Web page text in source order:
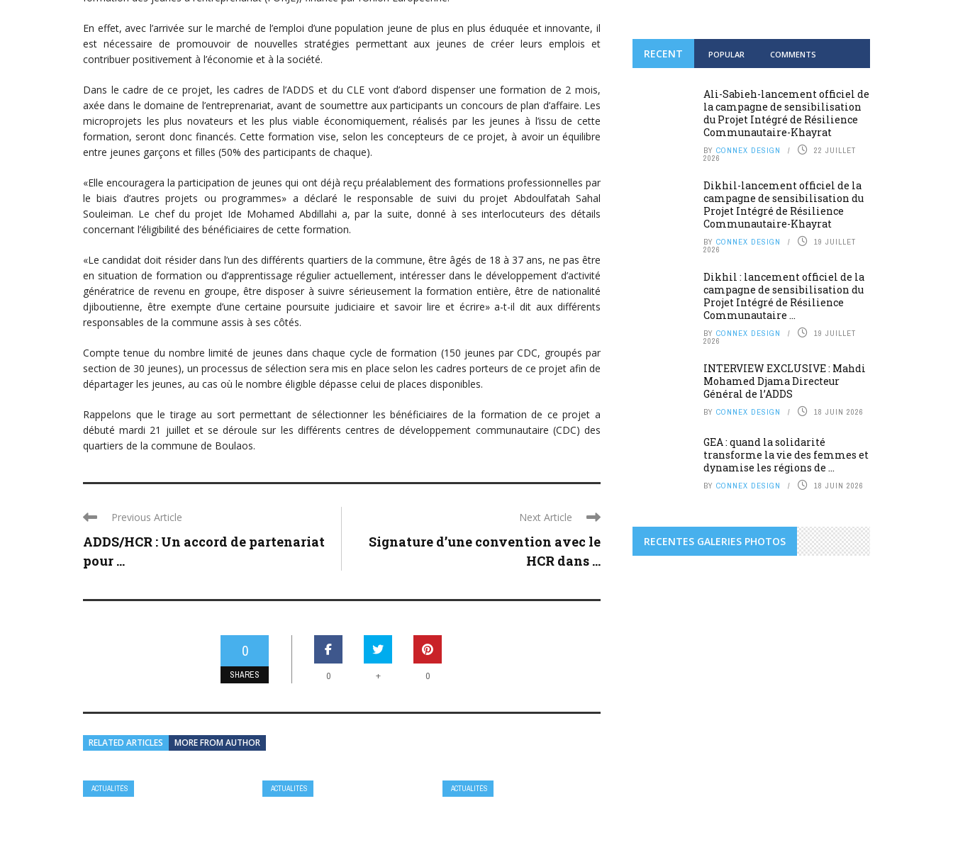
En effet, avec l’arrivée sur le marché de l’emploi d’une population jeune de plus en plus éduquée et innovante, il
est nécessaire de promouvoir de nouvelles stratégies permettant aux jeunes de créer leurs emplois et
contribuer positivement à l’économie et à la société.
Dans le cadre de ce projet, les cadres de l’ADDS et du CLE vont d’abord dispenser une formation de 2 mois,
axée dans le domaine de l’entreprenariat, avant de soumettre aux participants un concours de plan d’affaire. Les
microprojets les plus novateurs et les plus viable économiquement, réalisés par les jeunes à l’issu de cette
formation, seront donc financés. Cette formation vise, selon les concepteurs de ce projet, à avoir un équilibre
entre jeunes garçons et filles (50% des participants de chaque).
«Elle encouragera la participation de jeunes qui ont déjà reçu préalablement des formations professionnelles par
le biais d’autres projets ou programmes» a déclaré le responsable de suivi du projet Abdoulfatah Sahal
Souleiman. Le chef du projet Ide Mohamed Abdillahi a, par la suite, donné à ses interlocuteurs des détails
concernant l’éligibilité des bénéficiaires de cette formation.
«Le candidat doit résider dans l’un des différents quartiers de la commune, être âgés de 18 à 37 ans, ne pas être
en situation de formation ou d’apprentissage régulier actuellement, intéresser dans le développement d’activité
génératrice de revenu en groupe, être disposer à suivre sérieusement la formation entière, être de nationalité
djiboutienne, être exempte d’une certaine poursuite judiciaire et savoir lire et écrire» a-t-il dit aux différents
responsables de la commune assis à ses côtés.
Compte tenue du nombre limité de jeunes dans chaque cycle de formation (150 jeunes par CDC, groupés par
section de 30 jeunes), un processus de sélection sera mis en place selon les cadres porteurs de ce projet afin de
départager les jeunes, au cas où le nombre éligible dépasse celui de places disponibles.
Rappelons que le tirage au sort permettant de sélectionner les bénéficiaires de la formation de ce projet a
débuté mardi 21 juillet et se déroule sur les différents centres de développement communautaire (CDC) des
quartiers de la commune de Boulaos.
Previous Article
ADDS/HCR : Un accord de partenariat
pour ...
Next Article
Signature d’une convention avec le
HCR dans ...
0
SHARES 0 + 0
RELATED ARTICLES MORE FROM AUTHOR
ACTUALITÉS ACTUALITÉS ACTUALITÉS
RECENT POPULAR COMMENTS
Ali-Sabieh-lancement officiel de
la campagne de sensibilisation
du Projet Intégré de Résilience
Communautaire-Khayrat
BY CONNEX DESIGN 22 JUILLET
2026
Dikhil-lancement officiel de la
campagne de sensibilisation du
Projet Intégré de Résilience
Communautaire-Khayrat
BY CONNEX DESIGN 19 JUILLET
2026
Dikhil : lancement officiel de la
campagne de sensibilisation du
Projet Intégré de Résilience
Communautaire ...
BY CONNEX DESIGN 19 JUILLET
2026
INTERVIEW EXCLUSIVE : Mahdi
Mohamed Djama Directeur
Général de l’ADDS
BY CONNEX DESIGN 18 JUIN 2026
GEA : quand la solidarité
transforme la vie des femmes et
dynamise les régions de ...
BY CONNEX DESIGN 18 JUIN 2026
RECENTES GALERIES PHOTOS